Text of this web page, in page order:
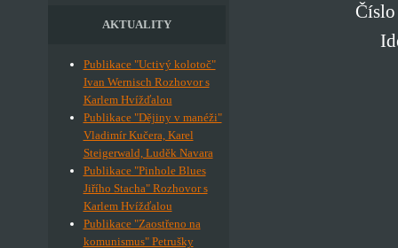
AKTUALITY
Publikace "Uctivý kolotoč"
Ivan Wernisch Rozhovor s
Karlem Hvížďalou
Publikace "Dějiny v manéži"
Vladimír Kučera, Karel
Steigerwald, Luděk Navara
Publikace "Pinhole Blues
Jiřího Stacha" Rozhovor s
Karlem Hvížďalou
Publikace "Zaostřeno na
komunismus" Petrušky